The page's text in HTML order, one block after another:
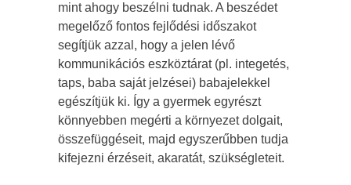
mint ahogy beszélni tudnak. A beszédet
megelőző fontos fejlődési időszakot
segítjük azzal, hogy a jelen lévő
kommunikációs eszköztárat (pl. integetés,
taps, baba saját jelzései) babajelekkel
egészítjük ki. Így a gyermek egyrészt
könnyebben megérti a környezet dolgait,
összefüggéseit, majd egyszerűbben tudja
kifejezni érzéseit, akaratát, szükségleteit.